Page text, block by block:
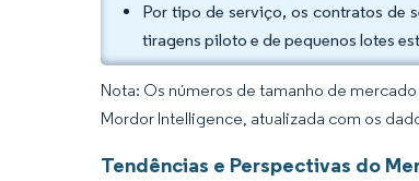
Por tipo de serviço, os contratos de
tiragens piloto e de pequenos lotes
Nota: Os números de tamanho de
Mordor Intelligence, atualizada com os
Tendências e Perspectivas do